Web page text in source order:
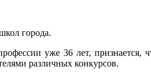
города.
уже 36 лет,
различных конкурсов.